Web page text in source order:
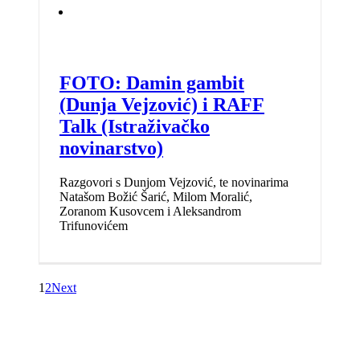
FOTO: Damin gambit
(Dunja Vejzović) i RAFF
Talk (Istraživačko
novinarstvo)
Razgovori s Dunjom Vejzović, te novinarima
Natašom Božić Šarić, Milom Moralić,
Zoranom Kusovcem i Aleksandrom
Trifunovićem
12Next